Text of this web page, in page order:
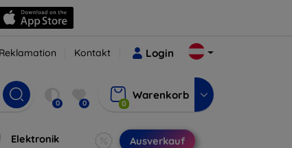
Reklamation Kontakt Login
0 0 0
Warenkorb
Elektronik Ausverkauf